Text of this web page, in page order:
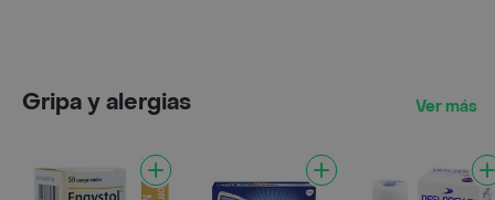
Gripa y alergias Ver más